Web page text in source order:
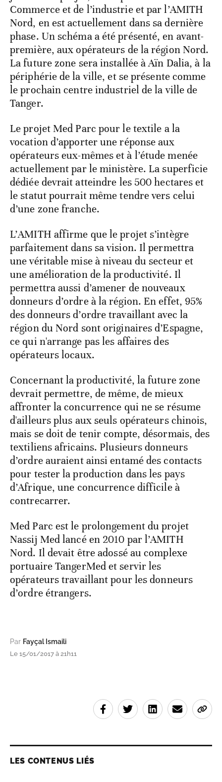
Commerce et de l’industrie et par l’AMITH
Nord, en est actuellement dans sa dernière
phase. Un schéma a été présenté, en avant-
première, aux opérateurs de la région Nord.
La future zone sera installée à Aïn Dalia, à la
périphérie de la ville, et se présente comme
le prochain centre industriel de la ville de
Tanger.
Le projet Med Parc pour le textile a la
vocation d’apporter une réponse aux
opérateurs eux-mêmes et à l’étude menée
actuellement par le ministère. La superficie
dédiée devrait atteindre les 500 hectares et
le statut pourrait même tendre vers celui
d’une zone franche.
L’AMITH affirme que le projet s’intègre
parfaitement dans sa vision. Il permettra
une véritable mise à niveau du secteur et
une amélioration de la productivité. Il
permettra aussi d’amener de nouveaux
donneurs d’ordre à la région. En effet, 95%
des donneurs d’ordre travaillant avec la
région du Nord sont originaires d’Espagne,
ce qui n'arrange pas les affaires des
opérateurs locaux.
Concernant la productivité, la future zone
devrait permettre, de même, de mieux
affronter la concurrence qui ne se résume
d'ailleurs plus aux seuls opérateurs chinois,
mais se doit de tenir compte, désormais, des
textiliens africains. Plusieurs donneurs
d’ordre auraient ainsi entamé des contacts
pour tester la production dans les pays
d’Afrique, une concurrence difficile à
contrecarrer.
Med Parc est le prolongement du projet
Nassij Med lancé en 2010 par l’AMITH
Nord. Il devait être adossé au complexe
portuaire TangerMed et servir les
opérateurs travaillant pour les donneurs
d’ordre étrangers.
Par Fayçal Ismaili
Le 15/01/2017 à 21h11
LES CONTENUS LIÉS